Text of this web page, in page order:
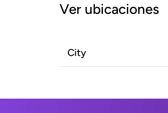
Ver ubicaciones
City